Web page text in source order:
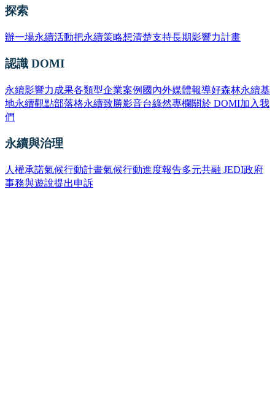
探索
辦一場永續活動把永續策略想清楚支持長期影響力計畫
認識 DOMI
永續影響力成果各類型企業案例 國內外媒體報導好森林永續基
地永續觀點部落格永續致勝影音台綠然專欄關於 DOMI加入我
們
永續與治理
人權承諾氣候行動計畫氣候行動進度報告多元共融 JEDI政府
事務與遊說提出申訴